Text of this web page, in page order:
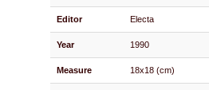
Editor Electa
Year 1990
Measure 18x18 (cm)